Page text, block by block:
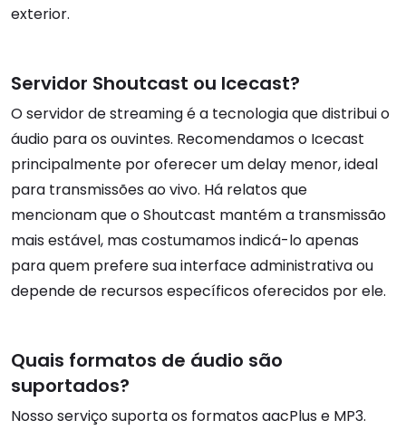
exterior.
Servidor Shoutcast ou Icecast?
O servidor de streaming é a tecnologia que distribui o
áudio para os ouvintes. Recomendamos o Icecast
principalmente por oferecer um delay menor, ideal
para transmissões ao vivo. Há relatos que
mencionam que o Shoutcast mantém a transmissão
mais estável, mas costumamos indicá-lo apenas
para quem prefere sua interface administrativa ou
depende de recursos específicos oferecidos por ele.
Quais formatos de áudio são
suportados?
Nosso serviço suporta os formatos aacPlus e MP3.